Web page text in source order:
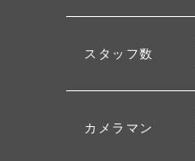
スタッフ数
カメラマン